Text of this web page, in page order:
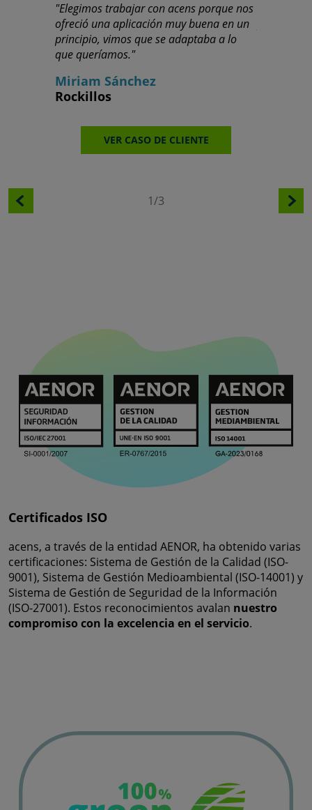
"Elegimos trabajar con acens porque nos
ofreció una aplicación muy buena en un
principio, vimos que se adaptaba a lo
que queríamos."
Miriam Sánchez
Rockillos
VER CASO DE CLIENTE
1/3
Certificados ISO
acens, a través de la entidad AENOR, ha obtenido varias
certificaciones: Sistema de Gestión de la Calidad (ISO-
9001), Sistema de Gestión Medioambiental (ISO-14001) y
Sistema de Gestión de Seguridad de la Información
(ISO-27001). Estos reconocimientos avalan nuestro
compromiso con la excelencia en el servicio.